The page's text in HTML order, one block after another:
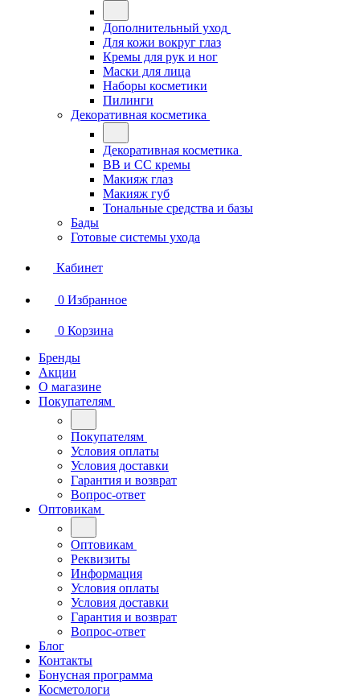
Дополнительный уход
Для кожи вокруг глаз
Кремы для рук и ног
Маски для лица
Наборы косметики
Пилинги
Декоративная косметика
Декоративная косметика
BB и СС кремы
Макияж глаз
Макияж губ
Тональные средства и базы
Бады
Готовые системы ухода
Кабинет
0 Избранное
0 Корзина
Бренды
Акции
О магазине
Покупателям
Покупателям
Условия оплаты
Условия доставки
Гарантия и возврат
Вопрос-ответ
Оптовикам
Оптовикам
Реквизиты
Информация
Условия оплаты
Условия доставки
Гарантия и возврат
Вопрос-ответ
Блог
Контакты
Бонусная программа
Косметологи